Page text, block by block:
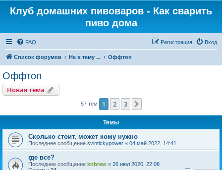
Клуб домашних пивоваров - Как cварить
пиво дома
FAQ Вход
Регистрация
Список форумов Не в тему ... Оффтоп
Оффтоп
Новая тема
57 тем 1 2 3
Темы
Сколько стоит, может кому нужно
Последнее сообщение svintickypower « 04 май 2022, 14:41
где все?
Последнее сообщение knbrew « 26 июл 2020, 22:08